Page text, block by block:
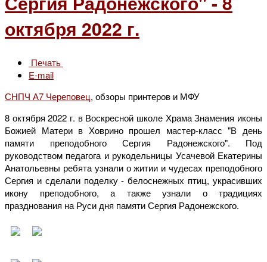
октября 2022 г.
Печать
E-mail
СНПЧ А7 Череповец, обзоры принтеров и МФУ
8 октября 2022 г. в Воскресной школе Храма Знамения иконы
Божией Матери в Ховрино прошел мастер-класс "В день
памяти преподобного Сергия Радонежского". Под
руководством педагога и рукодельницы Усачевой Екатерины
Анатольевны ребята узнали о житии и чудесах преподобного
Сергия и сделали поделку - белоснежных птиц, украсивших
икону преподобного, а также узнали о традициях
празднования на Руси дня памяти Сергия Радонежского.